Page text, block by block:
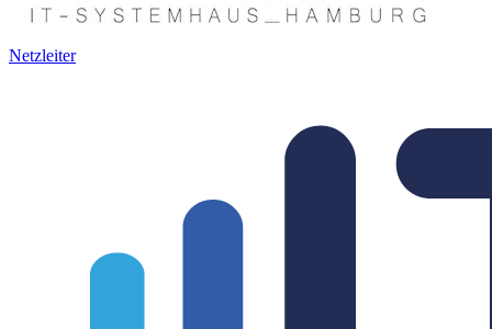
Netzleiter